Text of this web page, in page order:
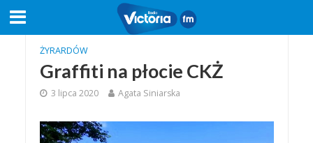
ŻYRARDÓW
Graffiti na płocie CKŻ
3 lipca 2020 Agata Siniarska